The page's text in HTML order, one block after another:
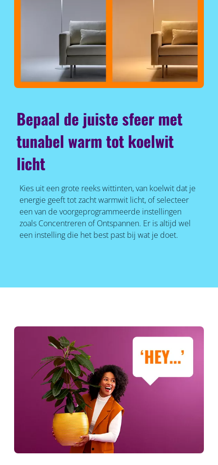
Bepaal de juiste sfeer met
tunabel warm tot koelwit
licht
Kies uit een grote reeks wittinten, van koelwit dat je
energie geeft tot zacht warmwit licht, of selecteer
een van de voorgeprogrammeerde instellingen
zoals Concentreren of Ontspannen. Er is altijd wel
een instelling die het best past bij wat je doet.